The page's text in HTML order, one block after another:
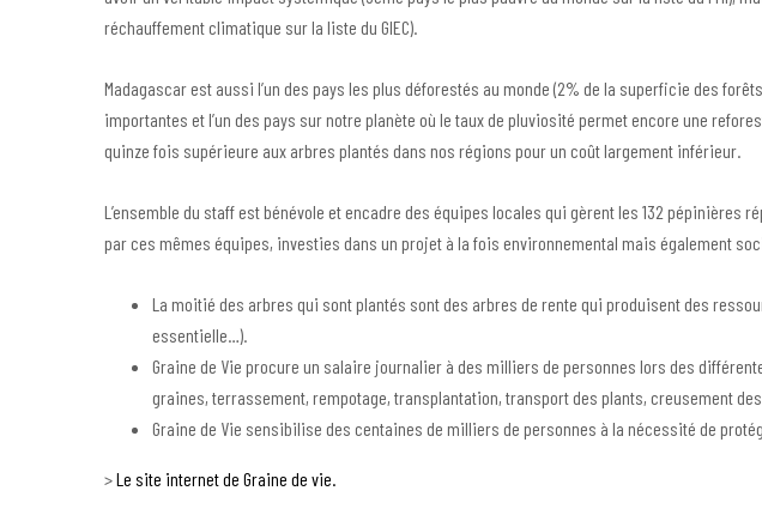
réchauffement climatique sur la liste du GIEC).
Madagascar est aussi l’un des pays les plus déforestés au monde (2% de la superficie des
importantes et l’un des pays sur notre planète où le taux de pluviosité permet encore une
quinze fois supérieure aux arbres plantés dans nos régions pour un coût largement inférieur.
L’ensemble du staff est bénévole et encadre des équipes locales qui gèrent les 132
par ces mêmes équipes, investies dans un projet à la fois environnemental mais également
La moitié des arbres qui sont plantés sont des arbres de rente qui produisent des
essentielle…).
Graine de Vie procure un salaire journalier à des milliers de personnes lors des
graines, terrassement, rempotage, transplantation, transport des plants, creusement
Graine de Vie sensibilise des centaines de milliers de personnes à la nécessité de
>Le site internet de Graine de vie.